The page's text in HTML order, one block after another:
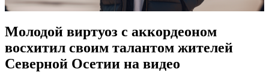
Молодой виртуоз с аккордеоном
восхитил своим талантом жителей
Северной Осетии на видео